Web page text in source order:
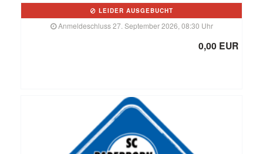
LEIDER AUSGEBUCHT
Anmeldeschluss 27. September 2026, 08:30 Uhr
0,00 EUR